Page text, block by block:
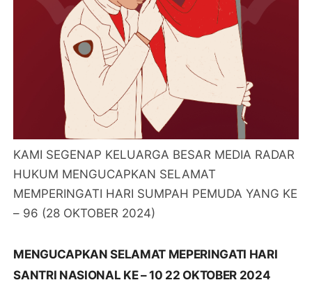
KAMI SEGENAP KELUARGA BESAR MEDIA RADAR
HUKUM MENGUCAPKAN SELAMAT
MEMPERINGATI HARI SUMPAH PEMUDA YANG KE
– 96 (28 OKTOBER 2024)
MENGUCAPKAN SELAMAT MEPERINGATI HARI
SANTRI NASIONAL KE – 10 22 OKTOBER 2024